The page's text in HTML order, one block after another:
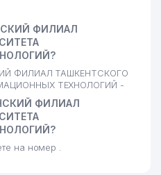
ФИЛИАЛ
ФИЛИАЛ ТАШКЕНТСКОГО
ТЕХНОЛОГИЙ -
ФИЛИАЛ
на номер .